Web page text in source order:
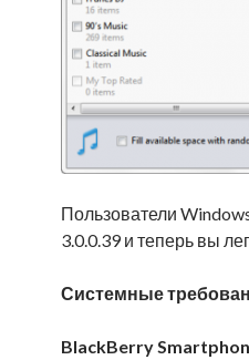
Пользователи
3.0.0.39 и теперь вы
Системные
BlackBerry